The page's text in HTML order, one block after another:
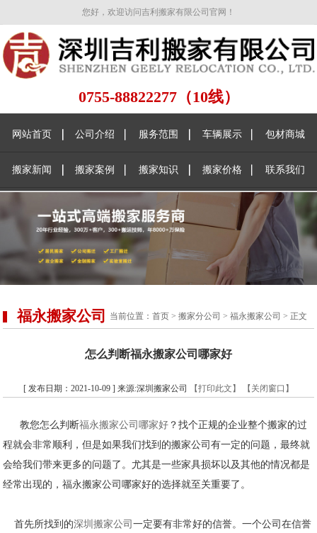
您好，欢迎访问吉利搬家有限公司官网！
0755-88822277（10线）
网站首页 公司介绍 服务范围 车辆展示 包材商城
搬家新闻 搬家案例 搬家知识 搬家价格 联系我们
福永搬家公司 当前位置： 首页> 搬家分公司 > 福永搬家公司 > 正文
怎么判断福永搬家公司哪家好
[ 发布日期：2021-10-09 ] 来源:深圳搬家公司 【打印此文】 【关闭窗口】
教您怎么判断福永搬家公司哪家好 ？找个正规的企业整个搬家的过
程就会非常顺利，但是如果我们找到的搬家公司有一定的问题，最终就
会给我们带来更多的问题了。尤其是一些家具损坏以及其他的情况都是
经常出现的，福永搬家公司哪家好的选择就至关重要了。
首先所找到的深圳搬家公司一定要有非常好的信誉。一个公司在信誉